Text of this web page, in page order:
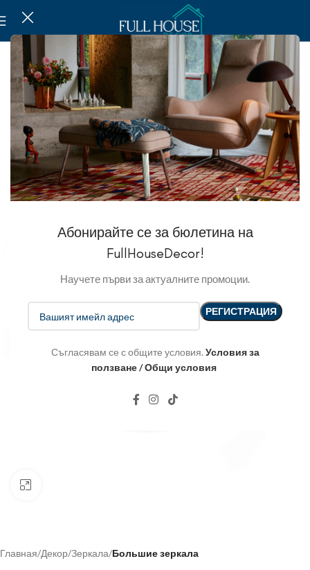
Абонирайте се за бюлетина на
FullHouseDecor!
Научете първи за актуалните промоции.
Съгласявам се с общите условия. Условия за
ползване / Общи условия
Главная Декор Зеркала Большие зеркала